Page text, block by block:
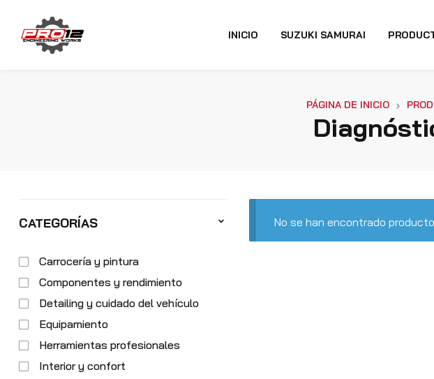
INICIO SUZUKI SAMURAI
PÁGINA DE INICIO
No se han encontrado
CATEGORÍAS
Carrocería y pintura
Componentes y rendimiento
Detailing y cuidado del vehículo
Equipamiento
Herramientas profesionales
Interior y confort